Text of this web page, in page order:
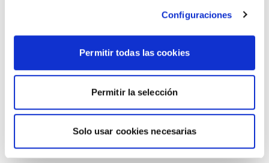
Configuraciones
Permitir todas las cookies
Permitir la selección
Solo usar cookies necesarias